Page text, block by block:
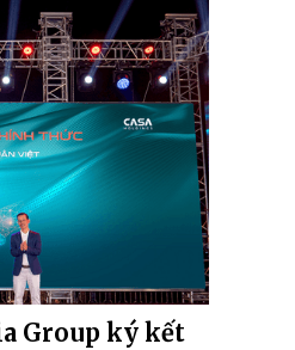
Group ký kết